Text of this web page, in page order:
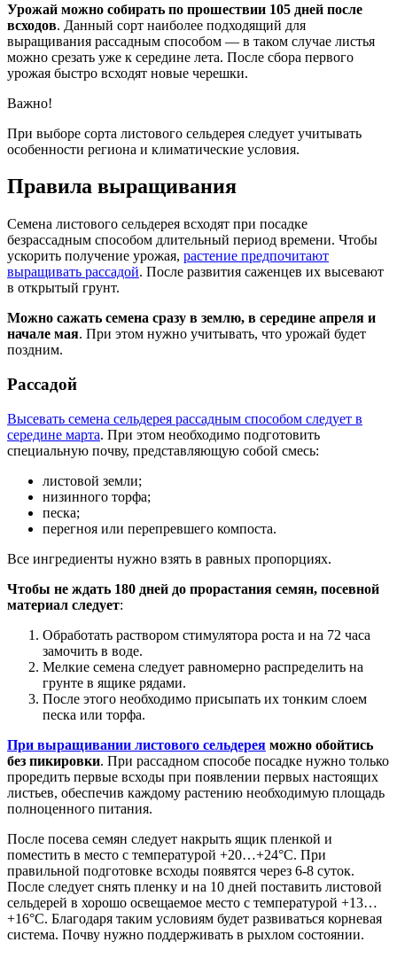
Урожай можно собирать по прошествии 105 дней после
всходов. Данный сорт наиболее подходящий для
выращивания рассадным способом — в таком случае листья
можно срезать уже к середине лета. После сбора первого
урожая быстро всходят новые черешки.
Важно!
При выборе сорта листового сельдерея следует учитывать
особенности региона и климатические условия.
Правила выращивания
Семена листового сельдерея всходят при посадке
безрассадным способом длительный период времени. Чтобы
ускорить получение урожая, растение предпочитают
выращивать рассадой. После развития саженцев их высевают
в открытый грунт.
Можно сажать семена сразу в землю, в середине апреля и
начале мая. При этом нужно учитывать, что урожай будет
поздним.
Рассадой
Высевать семена сельдерея рассадным способом следует в
середине марта. При этом необходимо подготовить
специальную почву, представляющую собой смесь:
листовой земли;
низинного торфа;
песка;
перегноя или перепревшего компоста.
Все ингредиенты нужно взять в равных пропорциях.
Чтобы не ждать 180 дней до прорастания семян, посевной
материал следует:
Обработать раствором стимулятора роста и на 72 часа
замочить в воде.
Мелкие семена следует равномерно распределить на
грунте в ящике рядами.
После этого необходимо присыпать их тонким слоем
песка или торфа.
При выращивании листового сельдерея можно обойтись
без пикировки. При рассадном способе посадке нужно только
проредить первые всходы при появлении первых настоящих
листьев, обеспечив каждому растению необходимую площадь
полноценного питания.
После посева семян следует накрыть ящик пленкой и
поместить в место с температурой +20…+24°C. При
правильной подготовке всходы появятся через 6-8 суток.
После следует снять пленку и на 10 дней поставить листовой
сельдерей в хорошо освещаемое место с температурой +13…
+16°C. Благодаря таким условиям будет развиваться корневая
система. Почву нужно поддерживать в рыхлом состоянии.